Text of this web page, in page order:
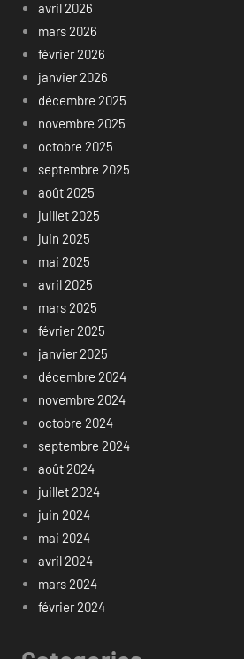
avril 2026
mars 2026
février 2026
janvier 2026
décembre 2025
novembre 2025
octobre 2025
septembre 2025
août 2025
juillet 2025
juin 2025
mai 2025
avril 2025
mars 2025
février 2025
janvier 2025
décembre 2024
novembre 2024
octobre 2024
septembre 2024
août 2024
juillet 2024
juin 2024
mai 2024
avril 2024
mars 2024
février 2024